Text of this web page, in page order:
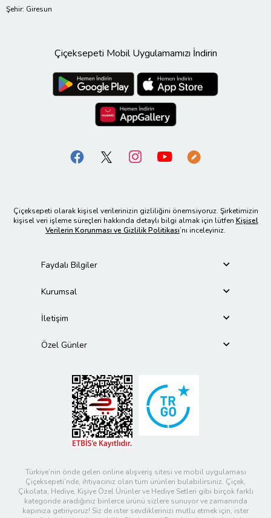
Şehir: Giresun
Çiçeksepeti Mobil Uygulamamızı İndirin
Çiçeksepeti olarak kişisel verilerinizin gizliliğini önemsiyoruz. Şirketimizin
kişisel veri işleme süreçleri hakkında detaylı bilgi almak için lütfen Kişisel
Verilerin Korunması ve Gizlilik Politikası’nı inceleyiniz.
Faydalı Bilgiler
Kurumsal
İletişim
Özel Günler
Türkiye’nin önde gelen online alışveriş sitesi ve mobil uygulaması
Çiçeksepeti’nde, ihtiyacınız olan tüm ürünleri bulabilirsiniz. Çiçek,
Çikolata, Hediye, Kişiye Özel Ürünler ve Hediye Setleri gibi birçok farklı
kategoride aradığınız binlerce ürünü sizlere sunuyor ve zamanında
kapınıza getiriyoruz! Siz de ister sevdiklerinizi mutlu etmek için, ister